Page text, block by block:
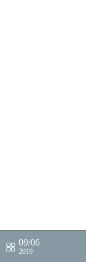
09/06
2019